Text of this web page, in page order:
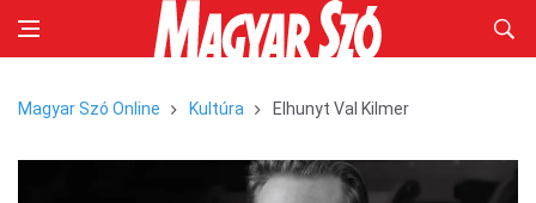
Magyar Szó Online Kultúra Elhunyt Val Kilmer